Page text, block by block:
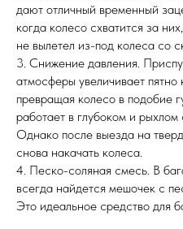
дают отличный временный
когда колесо схватится за
не вылетел из-под колеса со
3. Снижение давления.
атмосферы увеличивает
превращая колесо в подобие
работает в глубоком и рыхлом
Однако после выезда на
снова накачать колеса.
4. Песко-соляная смесь. В
всегда найдется мешочек с
Это идеальное средство для